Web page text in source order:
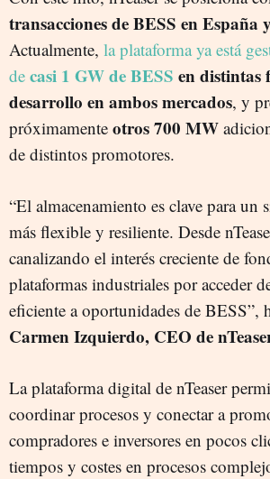
transacciones de BESS en España
Actualmente, la plataforma ya está
de casi 1 GW de BESS en distintas
desarrollo en ambos mercados, y
próximamente otros 700 MW
de distintos promotores.
“El almacenamiento es clave para un
más flexible y resiliente. Desde
canalizando el interés creciente de
plataformas industriales por acceder
eficiente a oportunidades de BESS”,
Carmen Izquierdo, CEO de
La plataforma digital de nTeaser
coordinar procesos y conectar a
compradores e inversores en pocos
tiempos y costes en procesos